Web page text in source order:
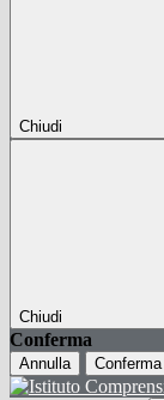
Chiudi
Chiudi
Conferma
Annulla Conferma